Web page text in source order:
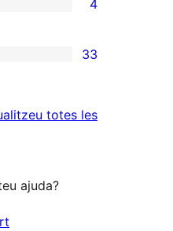
4
33
totes lesressenyes
ajuda?